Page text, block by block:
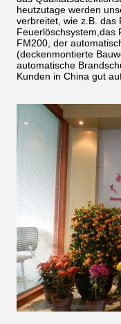
heutzutage werden
verbreitet, wie z.B. das
Feuerlöschsystem,das
FM200, der
(deckenmontierte
automatische
Kunden in China gut